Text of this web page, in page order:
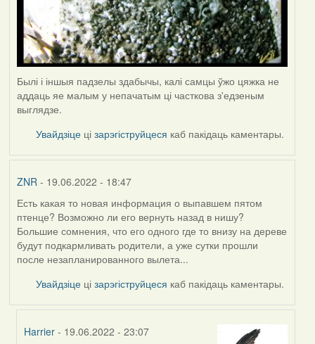
Былі і іншыя падзелы здабычы, калі самцы ўжо цяжка не
аддаць яе малым у непачатым ці часткова з'едзеным
выглядзе.
Увайдзіце цізарэгіструйцеся каб пакідаць каментары.
ZNR - 19.06.2022 - 18:47
Есть какая то новая информация о выпавшем пятом
птенце? Возможно ли его вернуть назад в нишу?
Большие сомнения, что его одного где то внизу на дереве
будут подкармливать родители, а уже сутки прошли
после незапланированного вылета...
Увайдзіце цізарэгіструйцеся каб пакідаць каментары.
Harrier - 19.06.2022 - 23:07